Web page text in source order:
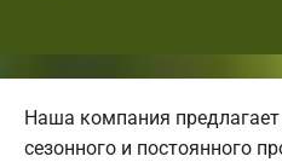
Наша компания
сезонного и постоянного